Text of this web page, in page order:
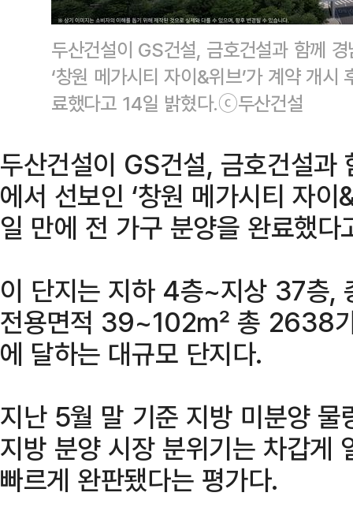
두산건설이 GS건설, 금호건설과 함께
‘창원 메가시티 자이&위브’가 계약 개
료했다고 14일 밝혔다.ⓒ두산건설
두산건설이 GS건설, 금호건설과
에서 선보인 ‘창원 메가시티 자
일 만에 전 가구 분양을 완료했
이 단지는 지하 4층~지상 37층,
전용면적 39~102㎡ 총 2638
에 달하는 대규모 단지다.
지난 5월 말 기준 지방 미분양
지방 분양 시장 분위기는 차갑게
빠르게 완판됐다는 평가다.